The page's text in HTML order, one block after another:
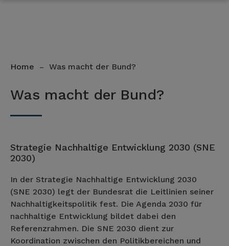
Home – Was macht der Bund?
Was macht der Bund?
Strategie Nachhaltige Entwicklung 2030 (SNE
2030)
In der Strategie Nachhaltige Entwicklung 2030
(SNE 2030) legt der Bundesrat die Leitlinien seiner
Nachhaltigkeitspolitik fest. Die Agenda 2030 für
nachhaltige Entwicklung bildet dabei den
Referenzrahmen. Die SNE 2030 dient zur
Koordination zwischen den Politikbereichen und